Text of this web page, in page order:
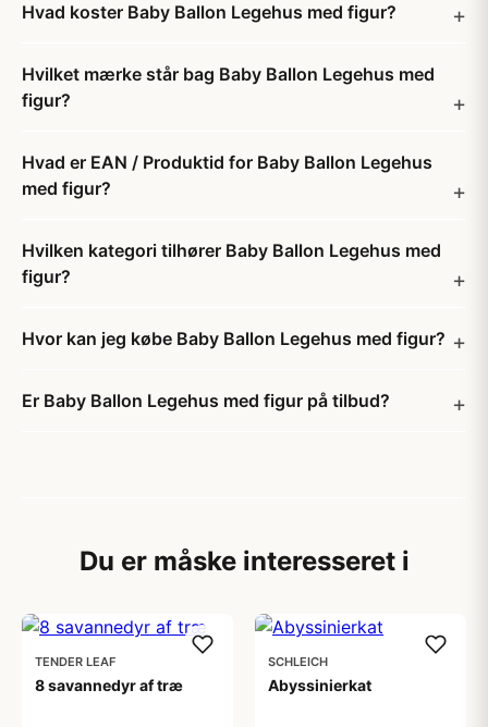
Hvad koster Baby Ballon Legehus med figur?
Hvilket mærke står bag Baby Ballon Legehus med
figur?
Hvad er EAN / Produktid for Baby Ballon Legehus
med figur?
Hvilken kategori tilhører Baby Ballon Legehus med
figur?
Hvor kan jeg købe Baby Ballon Legehus med figur?
Er Baby Ballon Legehus med figur på tilbud?
Du er måske interesseret i
TENDER LEAF
8 savannedyr af træ
SCHLEICH
Abyssinierkat